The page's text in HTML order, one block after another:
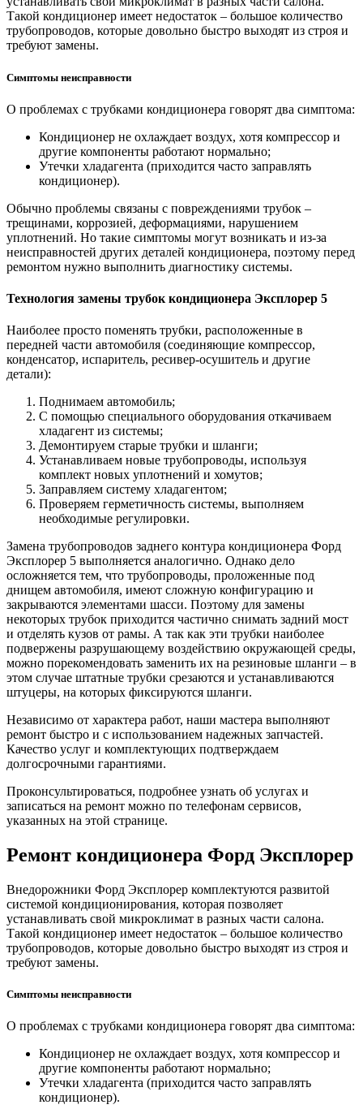
Такой кондиционер имеет недостаток – большое количество
трубопроводов, которые довольно быстро выходят из строя и
требуют замены.
Симптомы неисправности
О проблемах с трубками кондиционера говорят два симптома:
Кондиционер не охлаждает воздух, хотя компрессор и
другие компоненты работают нормально;
Утечки хладагента (приходится часто заправлять
кондиционер).
Обычно проблемы связаны с повреждениями трубок –
трещинами, коррозией, деформациями, нарушением
уплотнений. Но такие симптомы могут возникать и из-за
неисправностей других деталей кондиционера, поэтому перед
ремонтом нужно выполнить диагностику системы.
Технология замены трубок кондиционера Эксплорер 5
Наиболее просто поменять трубки, расположенные в
передней части автомобиля (соединяющие компрессор,
конденсатор, испаритель, ресивер-осушитель и другие
детали):
Поднимаем автомобиль;
С помощью специального оборудования откачиваем
хладагент из системы;
Демонтируем старые трубки и шланги;
Устанавливаем новые трубопроводы, используя
комплект новых уплотнений и хомутов;
Заправляем систему хладагентом;
Проверяем герметичность системы, выполняем
необходимые регулировки.
Замена трубопроводов заднего контура кондиционера Форд
Эксплорер 5 выполняется аналогично. Однако дело
осложняется тем, что трубопроводы, проложенные под
днищем автомобиля, имеют сложную конфигурацию и
закрываются элементами шасси. Поэтому для замены
некоторых трубок приходится частично снимать задний мост
и отделять кузов от рамы. А так как эти трубки наиболее
подвержены разрушающему воздействию окружающей среды,
можно порекомендовать заменить их на резиновые шланги – в
этом случае штатные трубки срезаются и устанавливаются
штуцеры, на которых фиксируются шланги.
Независимо от характера работ, наши мастера выполняют
ремонт быстро и с использованием надежных запчастей.
Качество услуг и комплектующих подтверждаем
долгосрочными гарантиями.
Проконсультироваться, подробнее узнать об услугах и
записаться на ремонт можно по телефонам сервисов,
указанных на этой странице.
Ремонт кондиционера Форд Эксплорер
Внедорожники Форд Эксплорер комплектуются развитой
системой кондиционирования, которая позволяет
устанавливать свой микроклимат в разных части салона.
Такой кондиционер имеет недостаток – большое количество
трубопроводов, которые довольно быстро выходят из строя и
требуют замены.
Симптомы неисправности
О проблемах с трубками кондиционера говорят два симптома:
Кондиционер не охлаждает воздух, хотя компрессор и
другие компоненты работают нормально;
Утечки хладагента (приходится часто заправлять
кондиционер).